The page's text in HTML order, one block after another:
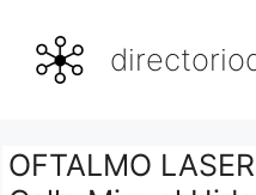
contenido
OFTALMO